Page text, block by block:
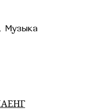
Музыка